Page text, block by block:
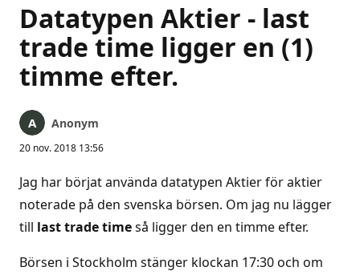
Datatypen Aktier - last
trade time ligger en (1)
timme efter.
Anonym
20 nov. 2018 13:56
Jag har börjat använda datatypen Aktier för aktier
noterade på den svenska börsen. Om jag nu lägger
till last trade timeså ligger den en timme efter.
Börsen i Stockholm stänger klockan 17:30 och om